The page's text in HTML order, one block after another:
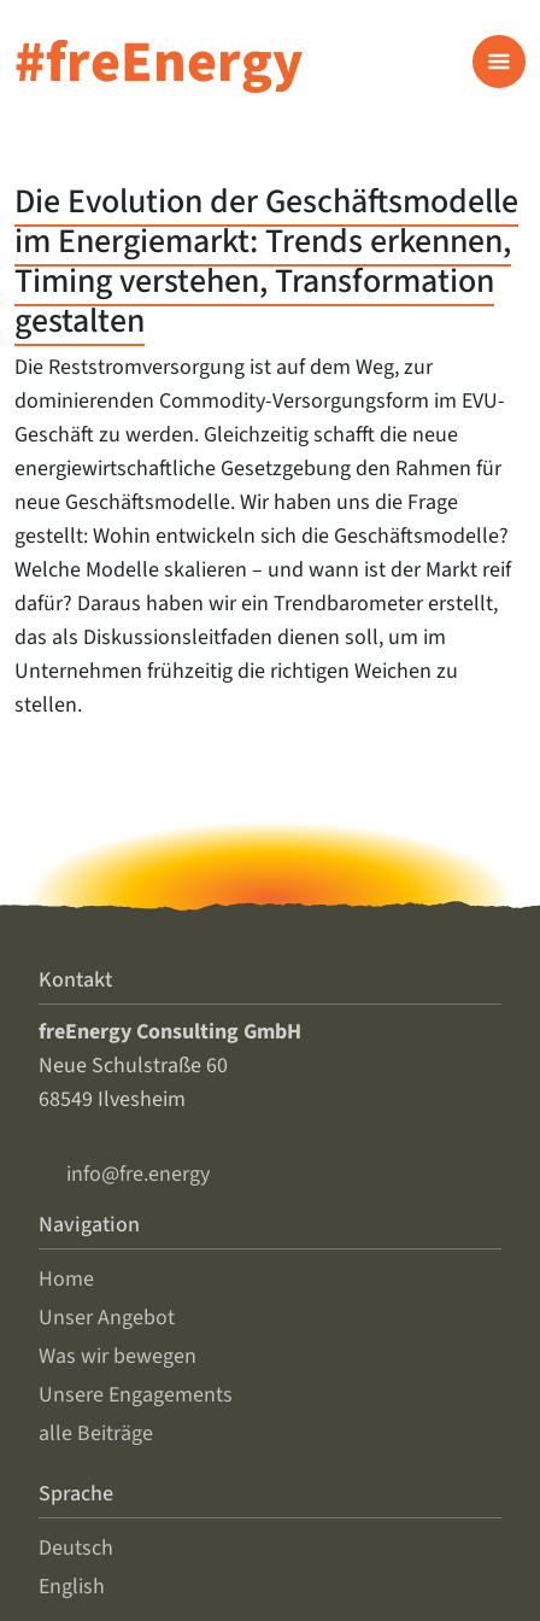
#freEnergy
Die Evolution der Geschäftsmodelle
im Energiemarkt: Trends erkennen,
Timing verstehen, Transformation
gestalten
Die Reststromversorgung ist auf dem Weg, zur
dominierenden Commodity-Versorgungsform im EVU-
Geschäft zu werden. Gleichzeitig schafft die neue
energiewirtschaftliche Gesetzgebung den Rahmen für
neue Geschäftsmodelle. Wir haben uns die Frage
gestellt: Wohin entwickeln sich die Geschäftsmodelle?
Welche Modelle skalieren – und wann ist der Markt reif
dafür? Daraus haben wir ein Trendbarometer erstellt,
das als Diskussionsleitfaden dienen soll, um im
Unternehmen frühzeitig die richtigen Weichen zu
stellen.
Kontakt
freEnergy Consulting GmbH
Neue Schulstraße 60
68549 Ilvesheim
info@fre.energy
Navigation
Home
Unser Angebot
Was wir bewegen
Unsere Engagements
alle Beiträge
Sprache
Deutsch
English